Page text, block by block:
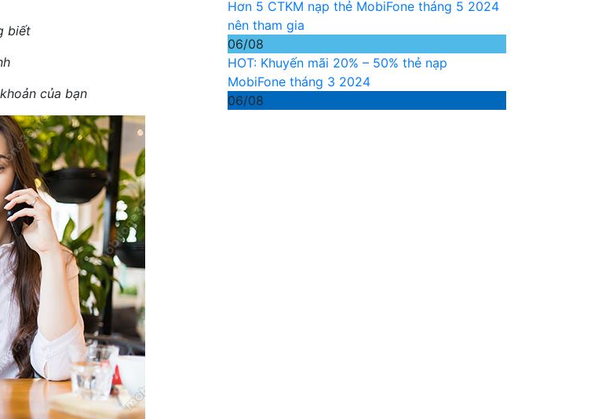
biết
của bạn
Hơn 5 CTKM nạp thẻ MobiFone tháng 5 2024
nên tham gia
06/08
HOT: Khuyến mãi 20% – 50% thẻ nạp
MobiFone tháng 3 2024
06/08